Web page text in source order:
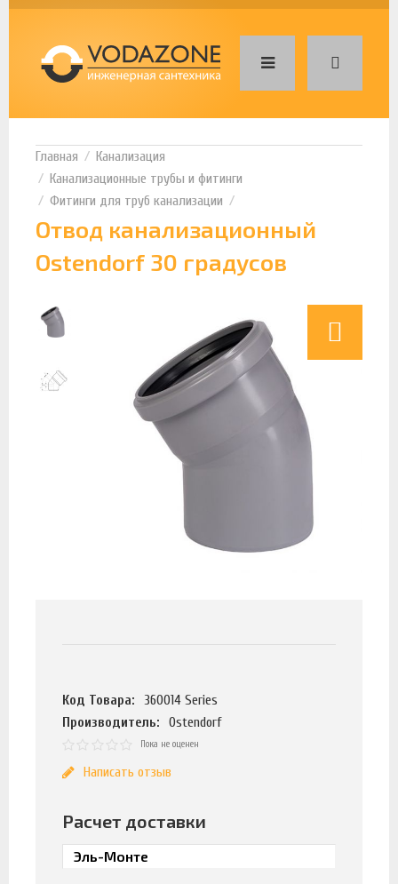
Канализация
Канализационные трубы и фитинги
Фитинги для труб канализации
Отвод канализационный
Ostendorf 30 градусов
Код Товара:
360014 Series
Производитель:
Ostendorf
Пока не оценен
Написать отзыв
Расчет доставки